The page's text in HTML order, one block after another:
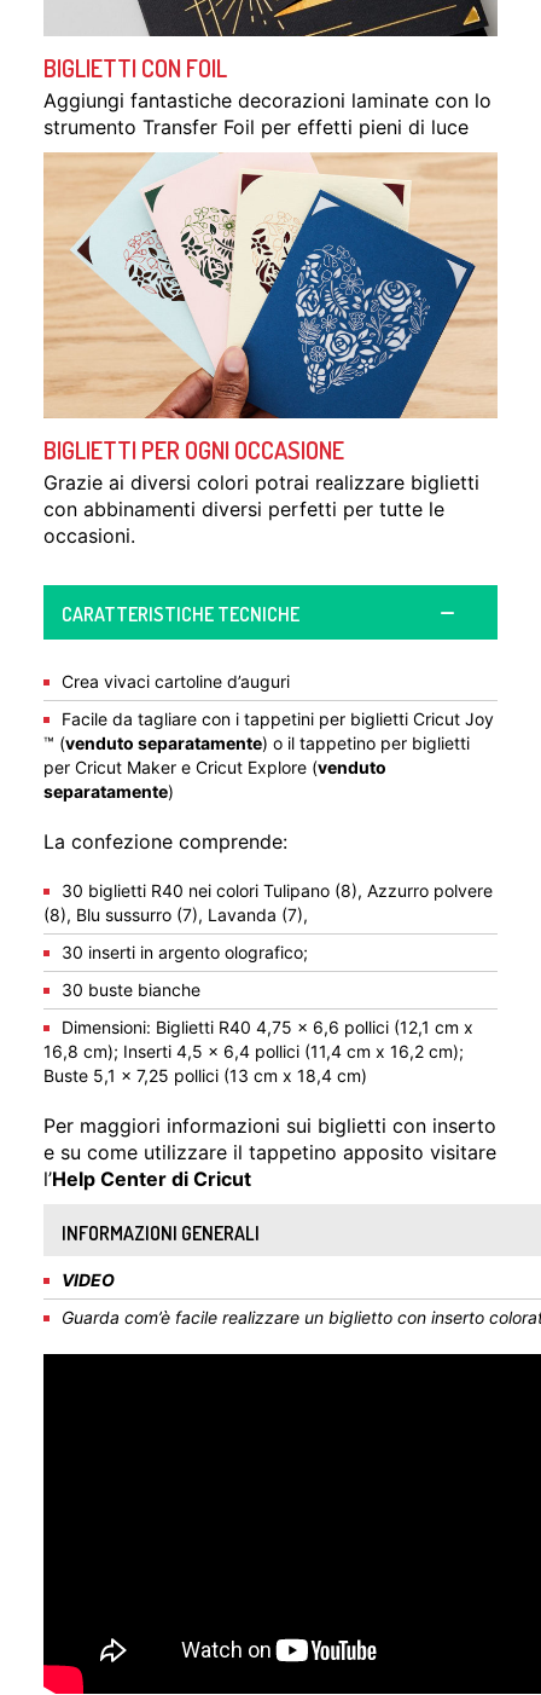
BIGLIETTI CON FOIL
Aggiungi fantastiche decorazioni laminate con lo
strumento Transfer Foil per effetti pieni di luce
BIGLIETTI PER OGNI OCCASIONE
Grazie ai diversi colori potrai realizzare biglietti
con abbinamenti diversi perfetti per tutte le
occasioni.
CARATTERISTICHE TECNICHE
Crea vivaci cartoline d’auguri
Facile da tagliare con i tappetini per biglietti Cricut Joy
™ (venduto separatamente) o il tappetino per biglietti
per Cricut Maker e Cricut Explore (venduto
separatamente)
La confezione comprende:
30 biglietti R40 nei colori Tulipano (8), Azzurro polvere
(8), Blu sussurro (7), Lavanda (7),
30 inserti in argento olografico;
30 buste bianche
Dimensioni: Biglietti R40 4,75 x 6,6 pollici (12,1 cm x
16,8 cm); Inserti 4,5 x 6,4 pollici (11,4 cm x 16,2 cm);
Buste 5,1 x 7,25 pollici (13 cm x 18,4 cm)
Per maggiori informazioni sui biglietti con inserto
e su come utilizzare il tappetino apposito visitare
l’Help Center di Cricut
INFORMAZIONI GENERALI
VIDEO
Guarda com’è facile realizzare un biglietto con inserto